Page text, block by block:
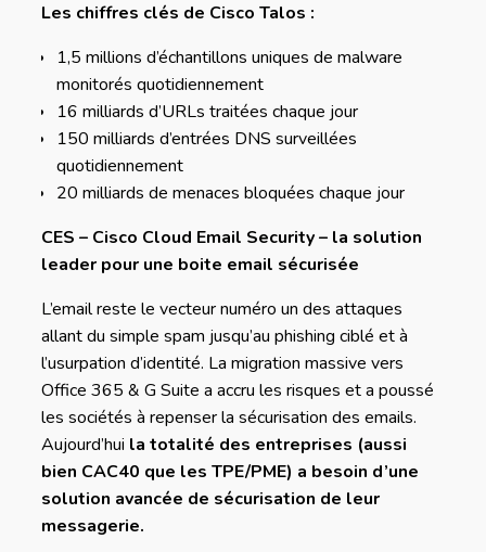
Les chiffres clés de Cisco Talos :
1,5 millions d’échantillons uniques de malware
monitorés quotidiennement
16 milliards d’URLs traitées chaque jour
150 milliards d’entrées DNS surveillées
quotidiennement
20 milliards de menaces bloquées chaque jour
CES – Cisco Cloud Email Security – la solution
leader pour une boite email sécurisée
L’email reste le vecteur numéro un des attaques
allant du simple spam jusqu’au phishing ciblé et à
l’usurpation d’identité. La migration massive vers
Office 365 & G Suite a accru les risques et a poussé
les sociétés à repenser la sécurisation des emails.
Aujourd’hui la totalité des entreprises (aussi
bien CAC40 que les TPE/PME) a besoin d’une
solution avancée de sécurisation de leur
messagerie.